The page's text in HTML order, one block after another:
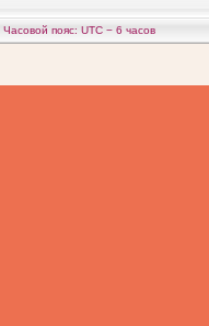
пояс: UTC − 6 часов